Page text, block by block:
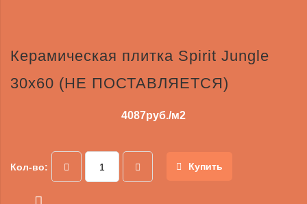
Керамическая плитка Spirit Jungle
30х60 (НЕ ПОСТАВЛЯЕТСЯ)
4087руб./м2
Кол-во: Купить